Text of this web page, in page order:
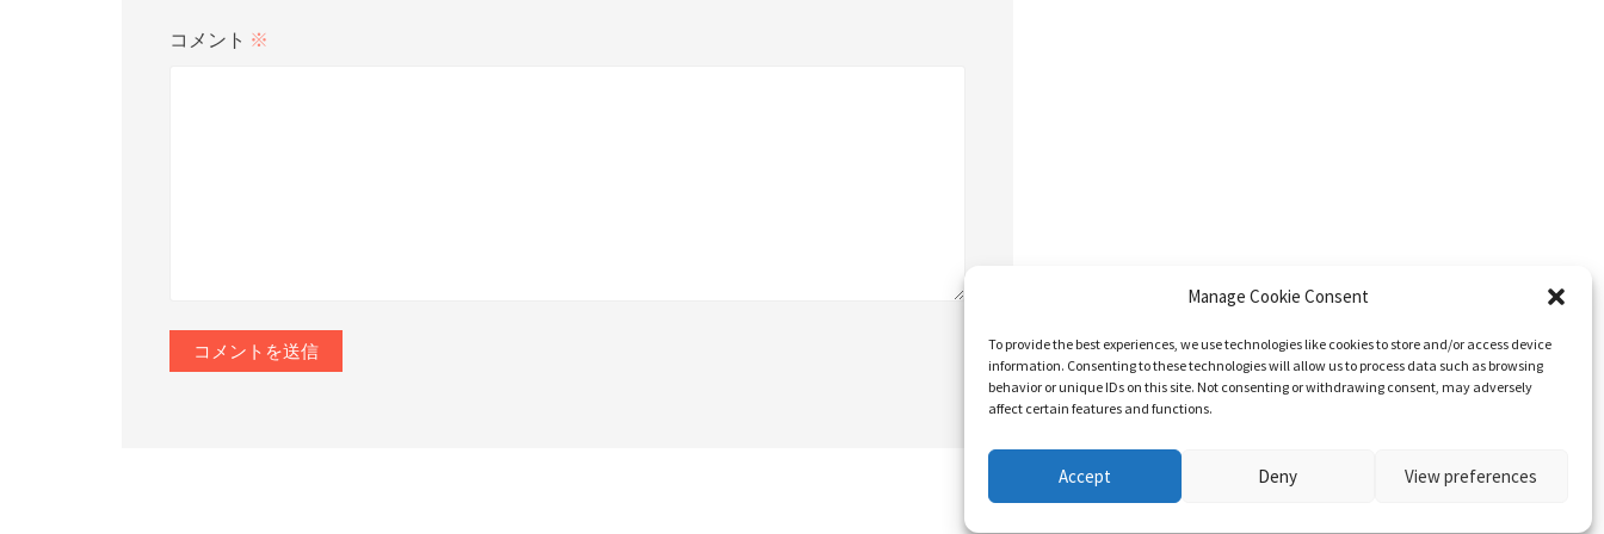
Manage Cookie Consent
To provide the best experiences, we use technologies like cookies to store and/or access device
information. Consenting to these technologies will allow us to process data such as browsing
behavior or unique IDs on this site. Not consenting or withdrawing consent, may adversely
affect certain features and functions.
Accept Deny View preferences
コメント ※